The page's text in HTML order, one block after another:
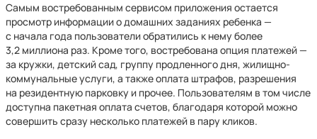
Самым востребованным сервисом приложения остается
просмотр информации о домашних заданиях ребенка —
с начала года пользователи обратились к нему более
3,2 миллиона раз. Кроме того, востребована опция платежей —
за кружки, детский сад, группу продленного дня, жилищно-
коммунальные услуги, а также оплата штрафов, разрешения
на резидентную парковку и прочее. Пользователям в том числе
доступна пакетная оплата счетов, благодаря которой можно
совершить сразу несколько платежей в пару кликов.